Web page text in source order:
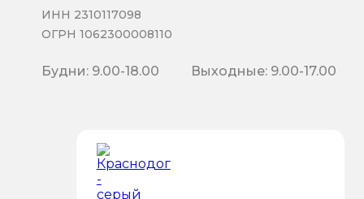
ИНН 2310117098
ОГРН 1062300008110
Будни: 9.00-18.00 Выходные: 9.00-17.00